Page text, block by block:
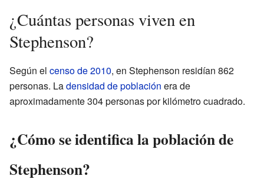
¿Cuántas personas viven en
Stephenson?
Según el censo de 2010, en Stephenson residían 862
personas. Ladensidad de población era de
aproximadamente 304 personas por kilómetro cuadrado.
¿Cómo se identifica la población de
Stephenson?